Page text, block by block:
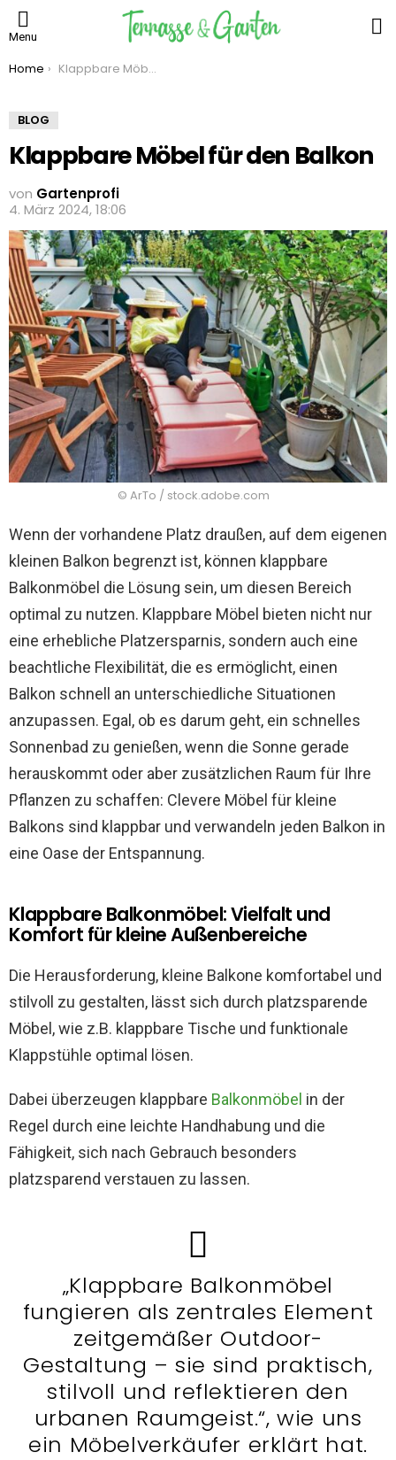
Menu
You are here:
Home Klappbare Möbel für den Balkon
BLOG
Klappbare Möbel für den Balkon
von Gartenprofi
4. März 2024, 18:06
© ArTo / stock.adobe.com
Wenn der vorhandene Platz draußen, auf dem eigenen
kleinen Balkon begrenzt ist, können klappbare
Balkonmöbel die Lösung sein, um diesen Bereich
optimal zu nutzen. Klappbare Möbel bieten nicht nur
eine erhebliche Platzersparnis, sondern auch eine
beachtliche Flexibilität, die es ermöglicht, einen
Balkon schnell an unterschiedliche Situationen
anzupassen. Egal, ob es darum geht, ein schnelles
Sonnenbad zu genießen, wenn die Sonne gerade
herauskommt oder aber zusätzlichen Raum für Ihre
Pflanzen zu schaffen: Clevere Möbel für kleine
Balkons sind klappbar und verwandeln jeden Balkon in
eine Oase der Entspannung.
Klappbare Balkonmöbel: Vielfalt und
Komfort für kleine Außenbereiche
Die Herausforderung, kleine Balkone komfortabel und
stilvoll zu gestalten, lässt sich durch platzsparende
Möbel, wie z.B. klappbare Tische und funktionale
Klappstühle optimal lösen.
Dabei überzeugen klappbare Balkonmöbel in der
Regel durch eine leichte Handhabung und die
Fähigkeit, sich nach Gebrauch besonders
platzsparend verstauen zu lassen.
„Klappbare Balkonmöbel
fungieren als zentrales Element
zeitgemäßer Outdoor-
Gestaltung – sie sind praktisch,
stilvoll und reflektieren den
urbanen Raumgeist.“, wie uns
ein Möbelverkäufer erklärt hat.